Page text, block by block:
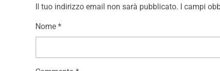
Il tuo indirizzo email non sarà pubblicato. I campi
Nome *